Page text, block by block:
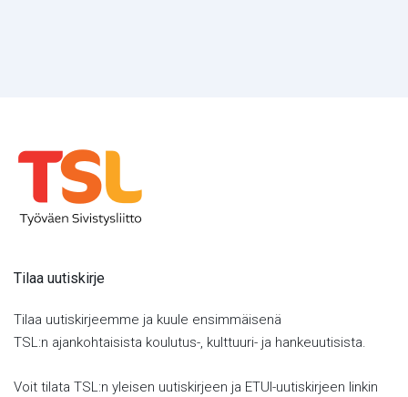
Tilaa uutiskirje
Tilaa uutiskirjeemme ja kuule ensimmäisenä
TSL:n ajankohtaisista koulutus-, kulttuuri- ja hankeuutisista.
Voit tilata TSL:n yleisen uutiskirjeen ja ETUI-uutiskirjeen linkin